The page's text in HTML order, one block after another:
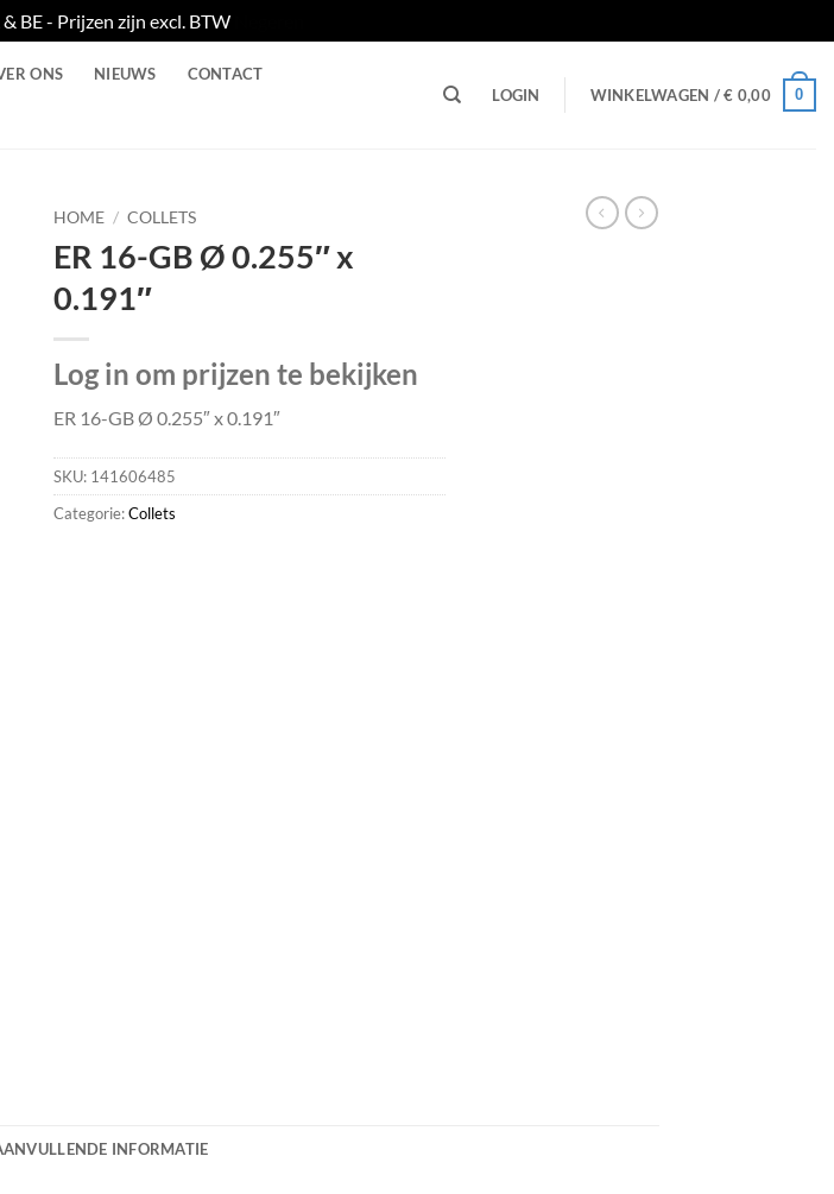
BE - Prijzen zijn excl. BTW
ONS NIEUWS CONTACT
LOGIN WINKELWAGEN /€ 0,00 0
HOME / COLLETS
ER 16-GB Ø 0.255″ x
0.191″
Log in om prijzen te bekijken
ER 16-GB Ø 0.255″ x 0.191″
SKU: 141606485
Categorie:Collets
INFORMATIE